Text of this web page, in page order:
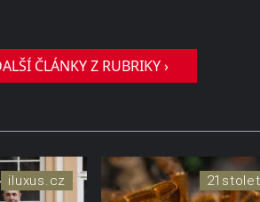
ČLÁNKY Z RUBRIKY ›
iluxus.cz